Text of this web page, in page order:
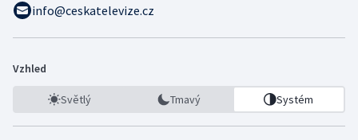
info@ceskatelevize.cz
Vzhled
Světlý Tmavý Systém